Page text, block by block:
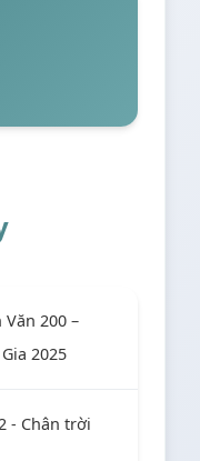
200 –
2025
- Chân trời